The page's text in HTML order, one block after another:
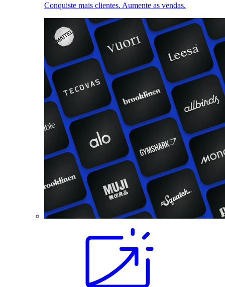
Conquiste mais clientes. Aumente as vendas.